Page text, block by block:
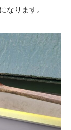
なります。